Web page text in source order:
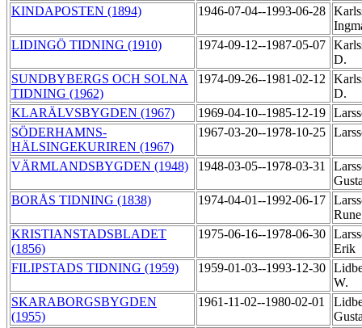
KINDAPOSTEN (1894)
1946-07-04--1993-06-28
LIDINGÖ TIDNING (1910)
1974-09-12--1987-05-07
D.
SUNDBYBERGS OCH SOLNA
TIDNING (1962)
1974-09-26--1981-02-12
D.
KLARÄLVSBYGDEN (1967)
1969-04-10--1985-12-19
SÖDERHAMNS-
HÄLSINGEKURIREN (1967)
1967-03-20--1978-10-25
VÄRMLANDSBYGDEN (1948) 1948-03-05--1978-03-31
BORÅS TIDNING (1838)
1974-04-01--1992-06-17
KRISTIANSTADSBLADET
(1856)
1975-06-16--1978-06-30
Erik
FILIPSTADS TIDNING (1959)
1959-01-03--1993-12-30
W.
SKARABORGSBYGDEN
(1955)
1961-11-02--1980-02-01